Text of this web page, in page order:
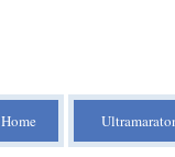
Home